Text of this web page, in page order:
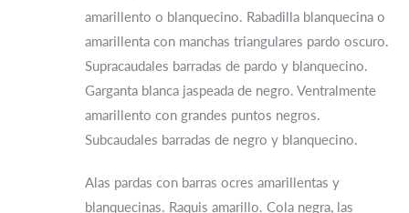
amarillento o blanquecino. Rabadilla blanquecina o
amarillenta con manchas triangulares pardo oscuro.
Supracaudales barradas de pardo y blanquecino.
Garganta blanca jaspeada de negro. Ventralmente
amarillento con grandes puntos negros.
Subcaudales barradas de negro y blanquecino.
Alas pardas con barras ocres amarillentas y
blanquecinas. Raquis amarillo. Cola negra, las